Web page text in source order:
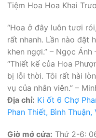
Tiệm Hoa Hoa Khai
“Hoa ở đây luôn tươi
rất nhanh. Lần nào đặt
khen ngợi.” – Ngọc Ánh
“Thiết kế của Hoa
bị lỗi thời. Tôi rất hài
vụ của nhân viên.” –
Địa chỉ: Ki ốt 6 Chợ
Phan Thiết, Bình Thuận,
Giờ mở cửa: Thứ 2-6: